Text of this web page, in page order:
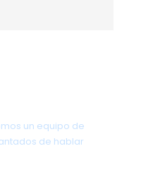
un equipo de
de hablar